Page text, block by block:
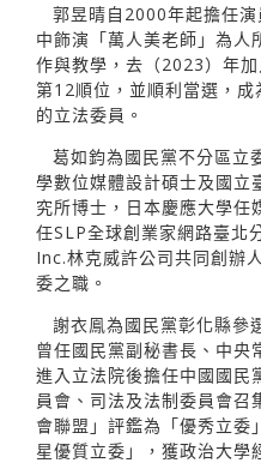
郭昱晴自2000年起擔任演
中飾演「萬人美老師」為人
作與教學，去（2023）年
第12順位，並順利當選，
的立法委員。
葛如鈞為國民黨不分區立
學數位媒體設計碩士及國立
究所博士，日本慶應大學任
任SLP全球創業家網路臺北
Inc.林克威許公司共同創辦
委之職。
謝衣鳯為國民黨彰化縣參
曾任國民黨副秘書長、中央
進入立法院後擔任中國國民
員會、司法及法制委員會召
會聯盟」評鑑為「優秀立委
星優質立委」，獲政治大學